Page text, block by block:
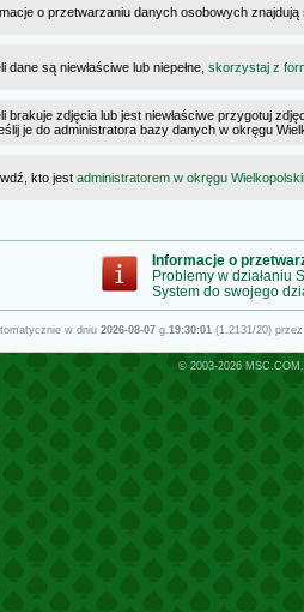
o przetwarzaniu danych osobowych
dane są niewłaściwe lub niepełne, skorzystaj z
brakuje zdjęcia lub jest niewłaściwe przygotuj
je do administratora bazy danych w okręgu
kto jest administratorem w okręgu
Informacje o
Problemy w działaniu
System do swojego
w dniu 2026-08-07g.19:30:01(1.2131/20)
© 2003-2026